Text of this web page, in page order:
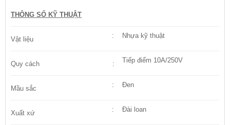
THÔNG SỐ KỸ THUẬT
Vật liệu : Nhựa kỹ thuật
Quy cách : Tiếp điểm 10A/250V
Mầu sắc : Đen
Xuất xứ : Đài loan